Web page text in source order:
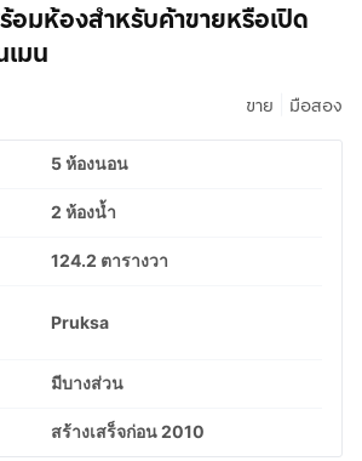
อมห้องสำหรับค้าขายหรือเปิด
มน
ขาย มือสอง
5 ห้องนอน
2 ห้องน้ำ
124.2 ตารางวา
Pruksa
มีบางส่วน
สร้างเสร็จก่อน 2010